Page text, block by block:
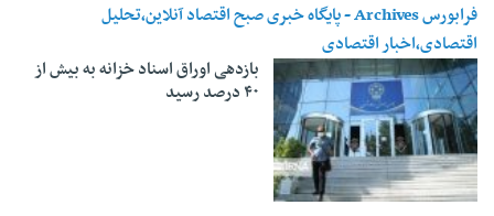
فرابورس Archives - پایگاه خبری صبح اقتصاد آنلاین،تحلیل
اقتصادی،اخبار اقتصادی
بازدهی اوراق اسناد خزانه به بیش از
۴۰ درصد رسید